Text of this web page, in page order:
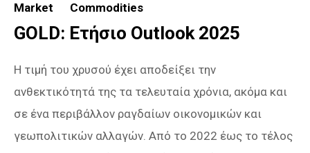
Market
Commodities
GOLD: Ετήσιο Outlook 2025
Η τιμή του χρυσού έχει αποδείξει την
ανθεκτικότητά της τα τελευταία χρόνια, ακόμα και
σε ένα περιβάλλον ραγδαίων οικονομικών και
γεωπολιτικών αλλαγών. Από το 2022 έως το τέλος